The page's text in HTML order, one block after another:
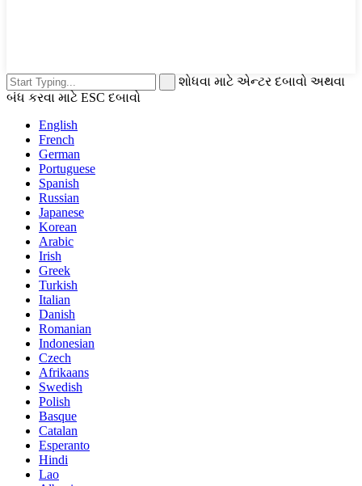
શોધવા માટે એન્ટર દબાવો અથવા
બંધ કરવા માટે ESC દબાવો
English
French
German
Portuguese
Spanish
Russian
Japanese
Korean
Arabic
Irish
Greek
Turkish
Italian
Danish
Romanian
Indonesian
Czech
Afrikaans
Swedish
Polish
Basque
Catalan
Esperanto
Hindi
Lao